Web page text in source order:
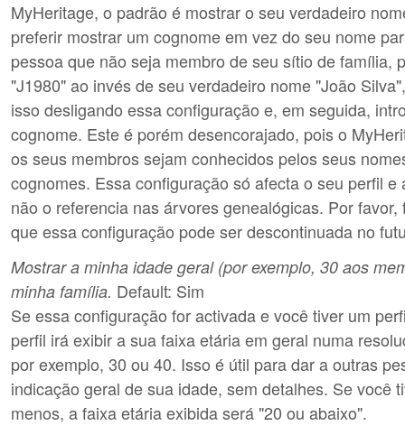
MyHeritage, o padrão é mostrar o seu verdadeiro
preferir mostrar um cognome em vez do seu nome
pessoa que não seja membro de seu sítio de família,
"J1980" ao invés de seu verdadeiro nome "João
isso desligando essa configuração e, em seguida,
cognome. Este é porém desencorajado, pois o
os seus membros sejam conhecidos pelos seus
cognomes. Essa configuração só afecta o seu perfil e
não o referencia nas árvores genealógicas. Por favor,
que essa configuração pode ser descontinuada no
Mostrar a minha idade geral (por exemplo, 30 aos
minha família. Default: Sim
Se essa configuração for activada e você tiver um
perfil irá exibir a sua faixa etária em geral numa
por exemplo, 30 ou 40. Isso é útil para dar a outras
indicação geral de sua idade, sem detalhes. Se você
menos, a faixa etária exibida será "20 ou abaixo".